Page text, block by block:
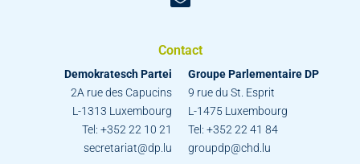
Contact
Demokratesch Partei
2A rue des Capucins
L-1313 Luxembourg
Tel: +352 22 10 21
secretariat@dp.lu
Groupe Parlementaire DP
9 rue du St. Esprit
L-1475 Luxembourg
Tel: +352 22 41 84
groupdp@chd.lu